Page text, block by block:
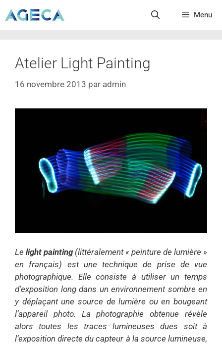
Menu
Atelier Light Painting
16 novembre 2013 par admin
Le light painting(littéralement « peinture de lumière »
en français) est une technique de prise de vue
photographique. Elle consiste à utiliser un temps
d’exposition long dans un environnement sombre en
y déplaçant une source de lumière ou en bougeant
l’appareil photo. La photographie obtenue révèle
alors toutes les traces lumineuses dues soit à
l’exposition directe du capteur à la source lumineuse,